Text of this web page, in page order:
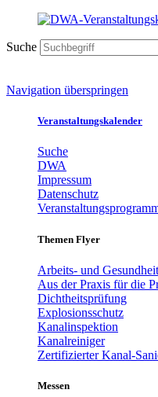
Suche
Navigation überspringen
Veranstaltungskalender
Suche
DWA
Impressum
Datenschutz
Themen Flyer
Arbeits- und
Aus der Praxis für die
Dichtheitsprüfung
Explosionsschutz
Kanalinspektion
Kanalreiniger
Zertifizierter Kanal-
Messen